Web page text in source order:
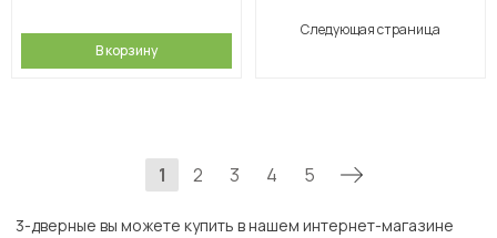
В корзину
Следующая страница
1 2 3 4 5
3-дверные вы можете купить в нашем интернет-магазине